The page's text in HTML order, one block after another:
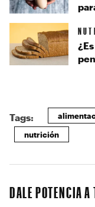
Tags:
nutrición
DALE POTENCIA